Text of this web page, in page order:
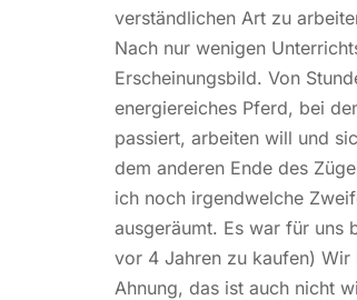
verständlichen Art zu
Nach nur wenigen
Erscheinungsbild. Von
energiereiches Pferd, bei
passiert, arbeiten will und
dem anderen Ende des
ich noch irgendwelche
ausgeräumt. Es war für uns
vor 4 Jahren zu kaufen) Wir
Ahnung, das ist auch nicht